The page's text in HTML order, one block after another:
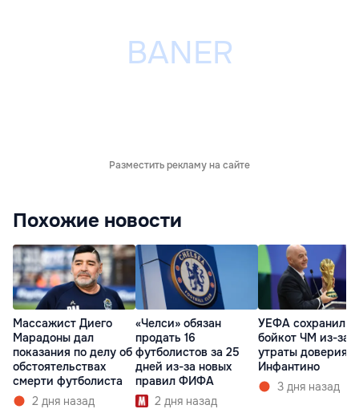
Разместить рекламу на сайте
Похожие новости
Массажист Диего
Марадоны дал
показания по делу об
обстоятельствах
смерти футболиста
2 дня назад
«Челси» обязан
продать 16
футболистов за 25
дней из-за новых
правил ФИФА
2 дня назад
УЕФА сохранил
бойкот ЧМ из-за
утраты доверия к
Инфантино
3 дня назад